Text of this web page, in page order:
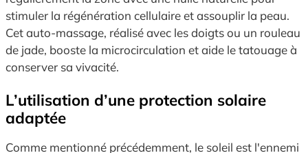
stimuler la régénération cellulaire et assouplir la peau.
Cet auto-massage, réalisé avec les doigts ou un rouleau
de jade, booste la microcirculation et aide le tatouage à
conserver sa vivacité.
L’utilisation d’une protection solaire
adaptée
Comme mentionné précédemment, le soleil est l'ennemi